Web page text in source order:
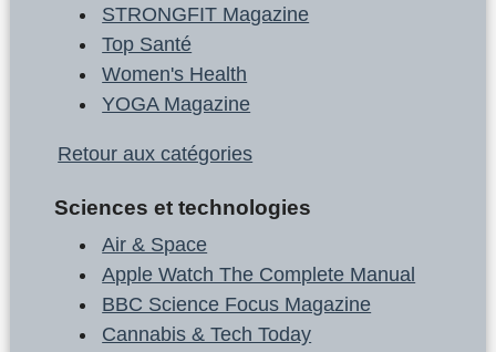
STRONGFIT Magazine
Top Santé
Women's Health
YOGA Magazine
Retour aux catégories
Sciences et technologies
Air & Space
Apple Watch The Complete Manual
BBC Science Focus Magazine
Cannabis & Tech Today